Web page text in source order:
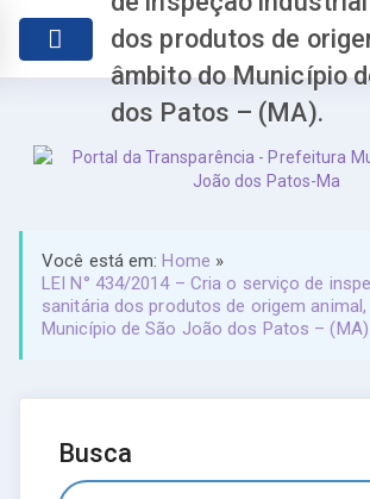
dos produtos de
âmbito do Município
dos Patos – (MA).
Você está em:Home »
LEI N° 434/2014 – Cria o serviço de
sanitária dos produtos de origem
Município de São João dos Patos – (MA).
Busca